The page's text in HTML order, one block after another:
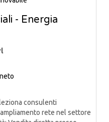
- Energia
consulenti
rete nel settore